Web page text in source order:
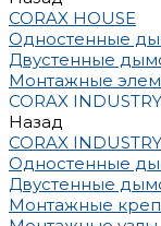
CORAX HOUSE
Одностенные
Двустенные
Монтажные
CORAX INDUSTRY
Назад
CORAX INDUSTRY
Одностенные
Двустенные
Монтажные